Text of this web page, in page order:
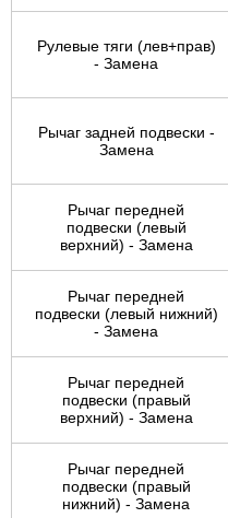
Рулевые тяги (лев+прав)
- Замена
Рычаг задней подвески -
Замена
Рычаг передней
подвески (левый
верхний) - Замена
Рычаг передней
подвески (левый нижний)
- Замена
Рычаг передней
подвески (правый
верхний) - Замена
Рычаг передней
подвески (правый
нижний) - Замена